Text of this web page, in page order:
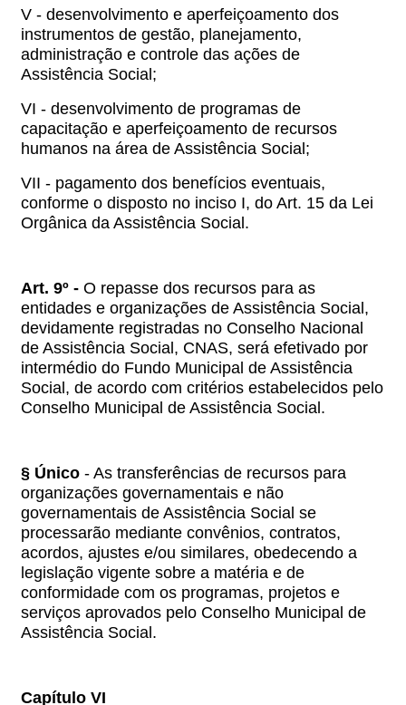
V - desenvolvimento e aperfeiçoamento dos
instrumentos de gestão, planejamento,
administração e controle das ações de
Assistência Social;
VI - desenvolvimento de programas de
capacitação e aperfeiçoamento de recursos
humanos na área de Assistência Social;
VII - pagamento dos benefícios eventuais,
conforme o disposto no inciso I, do Art. 15 da Lei
Orgânica da Assistência Social.
Art. 9º - O repasse dos recursos para as
entidades e organizações de Assistência Social,
devidamente registradas no Conselho Nacional
de Assistência Social, CNAS, será efetivado por
intermédio do Fundo Municipal de Assistência
Social, de acordo com critérios estabelecidos pelo
Conselho Municipal de Assistência Social.
§ Único - As transferências de recursos para
organizações governamentais e não
governamentais de Assistência Social se
processarão mediante convênios, contratos,
acordos, ajustes e/ou similares, obedecendo a
legislação vigente sobre a matéria e de
conformidade com os programas, projetos e
serviços aprovados pelo Conselho Municipal de
Assistência Social.
Capítulo VI